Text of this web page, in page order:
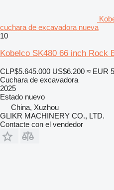
cuchara de excavadora nueva
10
Kobelco SK480 66 inch Rock
CLP$5.645.000 US$6.200 ≈ EUR
Cuchara de excavadora
2025
Estado nuevo
China, Xuzhou
GLIKR MACHINERY CO., LTD.
Contacte con el vendedor